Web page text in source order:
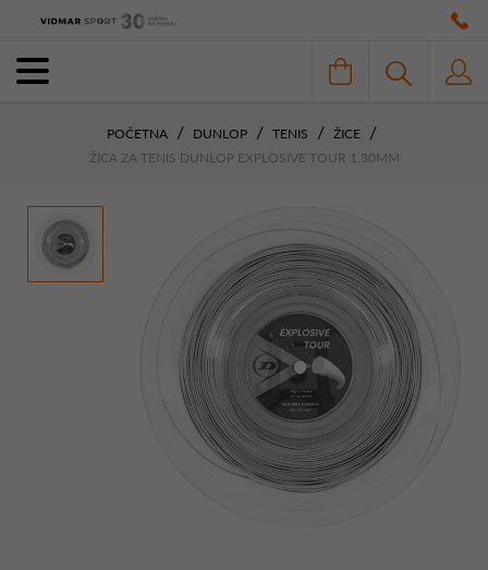
POČETNA DUNLOP TENIS
ŽICE
ŽICA ZA TENIS DUNLOP EXPLOSIVE TOUR 1.30MM